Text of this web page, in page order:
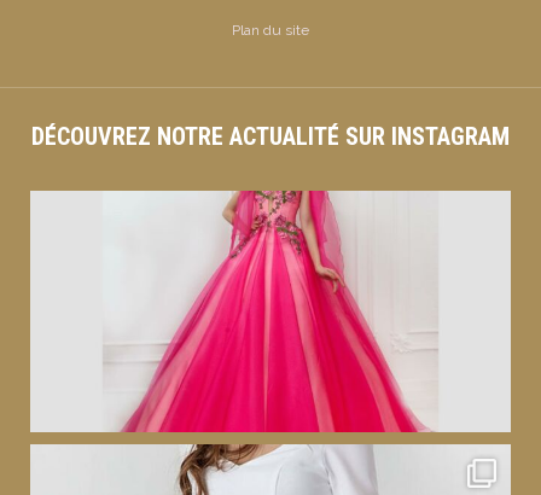
Plan du site
DÉCOUVREZ NOTRE ACTUALITÉ SUR INSTAGRAM